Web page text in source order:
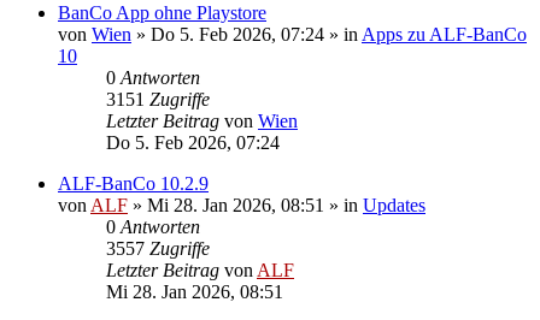
BanCo App ohne Playstore
von Wien » Do 5. Feb 2026, 07:24 » in Apps zu ALF-BanCo
10
0 Antworten
3151 Zugriffe
Letzter Beitrag von Wien
Do 5. Feb 2026, 07:24
ALF-BanCo 10.2.9
von ALF » Mi 28. Jan 2026, 08:51 » in Updates
0 Antworten
3557 Zugriffe
Letzter Beitrag von ALF
Mi 28. Jan 2026, 08:51